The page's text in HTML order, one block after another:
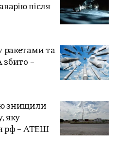
після
ракетами та
збито –
знищили
яку
рф – АТЕШ